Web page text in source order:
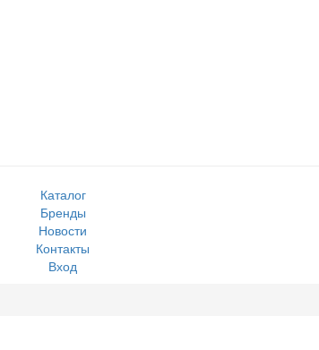
Каталог
Бренды
Новости
Контакты
Вход